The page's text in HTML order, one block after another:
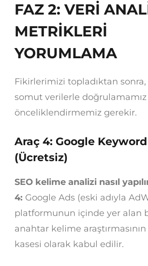
FAZ 2: VERİ
METRİKLERİ
YORUMLAMA
Fikirlerimizi topladıktan
somut verilerle doğrulamamız
önceliklendirmemiz gerekir.
Araç 4: Google
(Ücretsiz)
SEO kelime analizi nasıl
4: Google Ads (eski adıyla
platformunun içinde yer alan
anahtar kelime
kasesi olarak kabul edilir.